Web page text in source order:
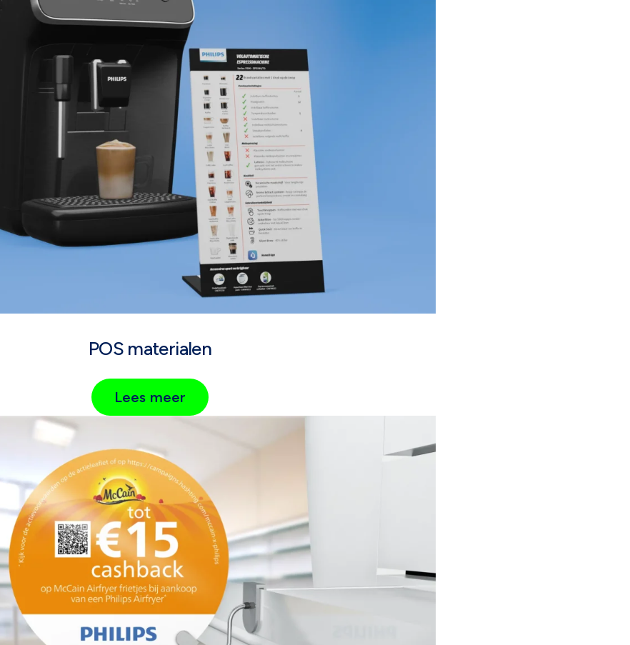
POS materialen
Lees meer